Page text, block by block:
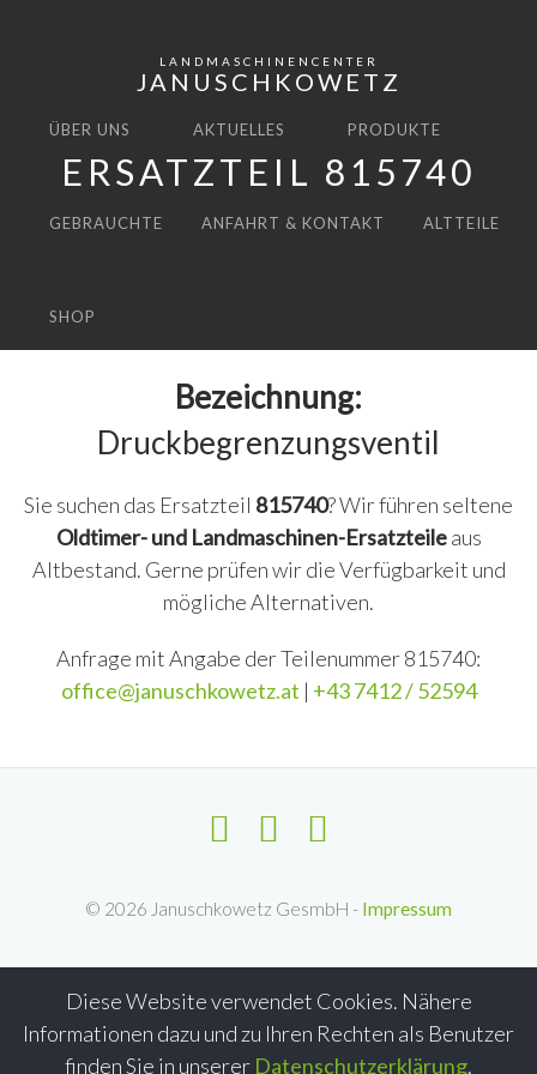
LANDMASCHINENCENTER
JANUSCHKOWETZ
ÜBER UNS AKTUELLES PRODUKTE
GEBRAUCHTE ANFAHRT & KONTAKT ALTTEILE
SHOP
Diese Website verwendet Cookies. Nähere
Informationen dazu und zu Ihren Rechten als Benutzer
finden Sie in unserer Datenschutzerklärung.
ERSATZTEIL 815740
Bezeichnung:
Druckbegrenzungsventil
Sie suchen das Ersatzteil 815740? Wir führen seltene
Oldtimer- und Landmaschinen-Ersatzteileaus
Altbestand. Gerne prüfen wir die Verfügbarkeit und
mögliche Alternativen.
Anfrage mit Angabe der Teilenummer 815740:
office@januschkowetz.at | +43 7412 / 52594
© 2026 Januschkowetz GesmbH - Impressum